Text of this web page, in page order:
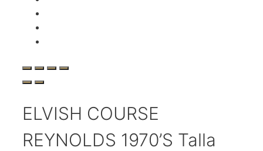
ELVISH COURSE
REYNOLDS 1970’S Talla